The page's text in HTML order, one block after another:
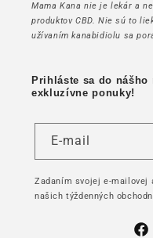
Mama Kana nie je lekár a
produktov CBD. Nie sú to
užívaním kanabidiolu sa
Prihláste sa do nášho
exkluzívne ponuky!
E-mail
Zadaním svojej e-mailovej
našich týždenných